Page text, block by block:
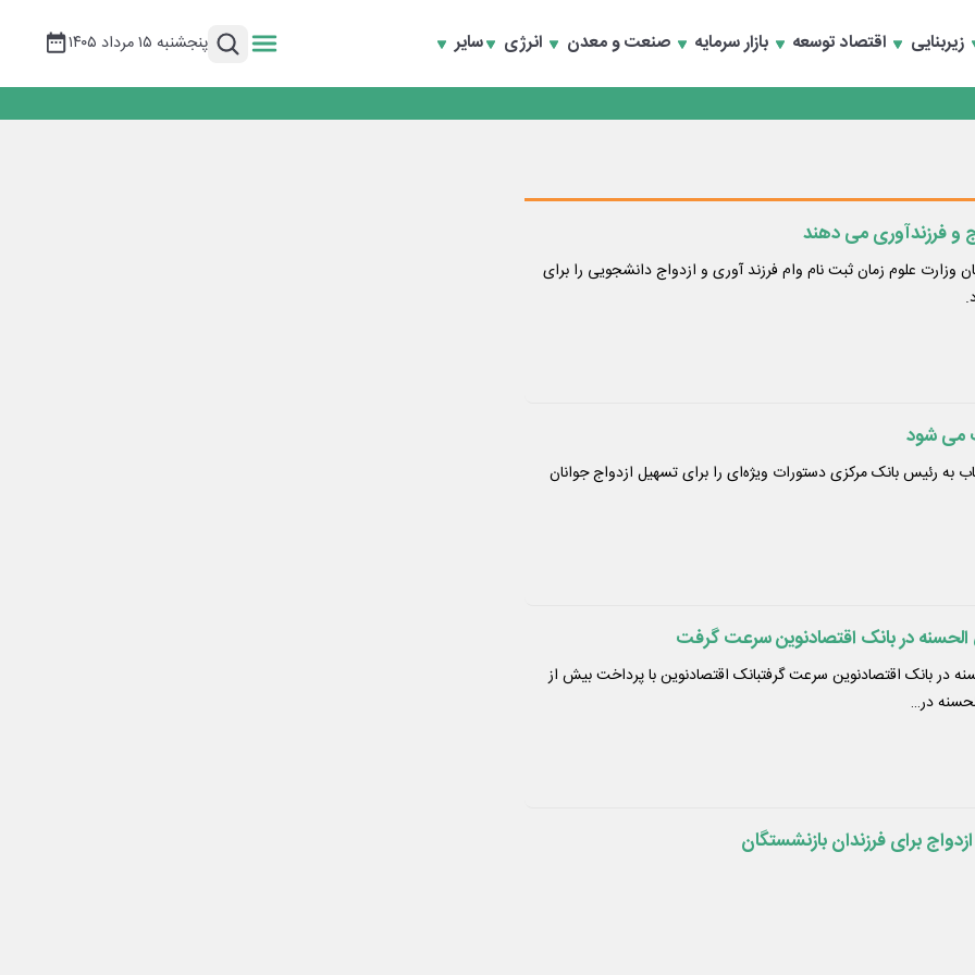
زیربنایی اقتصاد توسعه بازار سرمایه صنعت و معدن انرژی سایر پنجشنبه ۱۵ مرداد ۱۴۰۵
انرژی‌های نو و تجدیدپذیر با حضور استاندار اصفهان
و فرزندآوری می دهند
علوم زمان ثبت نام وام فرزند آوری و ازدواج دانشجویی را برای
می شود
رئیس بانک مرکزی دستورات ویژه‌ای را برای تسهیل ازدواج جوانان
در بانک اقتصادنوین سرعت گرفت
در بانک اقتصادنوین سرعت گرفتبانک اقتصادنوین با پرداخت بیش از
برای فرزندان بازنشستگان